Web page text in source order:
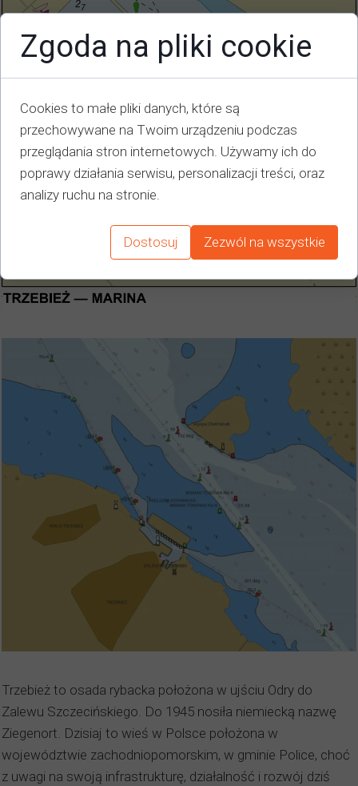
Trzebież to osada rybacka położona w ujściu Odry do
Zalewu Szczecińskiego. Do 1945 nosiła niemiecką nazwę
Ziegenort. Dzisiaj to wieś w Polsce położona w
województwie zachodniopomorskim, w gminie Police, choć
z uwagi na swoją infrastrukturę, działalność i rozwój dziś
Zgoda na pliki cookie
Cookies to małe pliki danych, które są
przechowywane na Twoim urządzeniu podczas
przeglądania stron internetowych. Używamy ich do
poprawy działania serwisu, personalizacji treści, oraz
analizy ruchu na stronie.
Dostosuj Zezwól na wszystkie